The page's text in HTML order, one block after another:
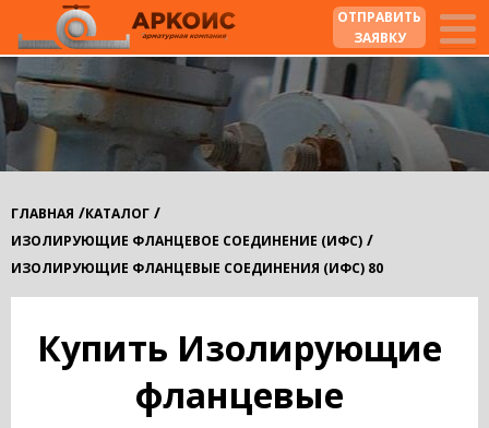
ОТПРАВИТЬ
ЗАЯВКУ
ГЛАВНАЯ /КАТАЛОГ /
ИЗОЛИРУЮЩИЕ ФЛАНЦЕВОЕ СОЕДИНЕНИЕ (ИФС) /
ИЗОЛИРУЮЩИЕ ФЛАНЦЕВЫЕ СОЕДИНЕНИЯ (ИФС) 80
Купить Изолирующие
фланцевые